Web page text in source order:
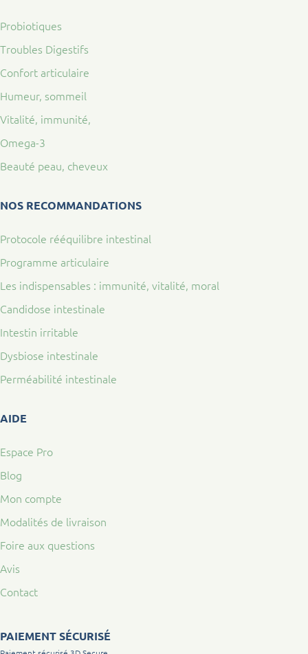
Probiotiques
Troubles Digestifs
Confort articulaire
Humeur, sommeil
Vitalité, immunité,
Omega-3
Beauté peau, cheveux
NOS RECOMMANDATIONS
Protocole rééquilibre intestinal
Programme articulaire
Les indispensables : immunité, vitalité, moral
Candidose intestinale
Intestin irritable
Dysbiose intestinale
Perméabilité intestinale
AIDE
Espace Pro
Blog
Mon compte
Modalités de livraison
Foire aux questions
Avis
Contact
PAIEMENT SÉCURISÉ